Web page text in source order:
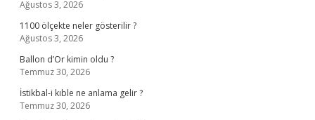
Ağustos 3, 2026
1100 ölçekte neler gösterilir ?
Ağustos 3, 2026
Ballon d’Or kimin oldu ?
Temmuz 30, 2026
İstikbal-i kıble ne anlama gelir ?
Temmuz 30, 2026